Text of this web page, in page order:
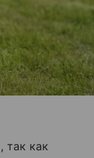
так как